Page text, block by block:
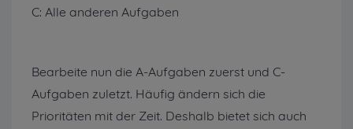
C: Alle anderen Aufgaben
Bearbeite nun die A-Aufgaben zuerst und C-
Aufgaben zuletzt. Häufig ändern sich die
Prioritäten mit der Zeit. Deshalb bietet sich auch